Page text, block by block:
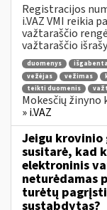
Registracijos
i.VAZ VMI reikia
važtaraščio
važtaraščio
duomenys
vežėjas
vežimas
teikti duomenis
Mokesčių žinyno
» i.VAZ
Jeigu krovinio
susitarė, kad
elektroninis
neturėdamas
turėtų
sustabdytas?